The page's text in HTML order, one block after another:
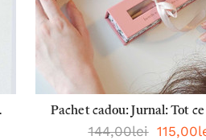
Pachet cadou: Jurnal: Tot ce
fie făcut cu Dragoste + Pix
144,00lei